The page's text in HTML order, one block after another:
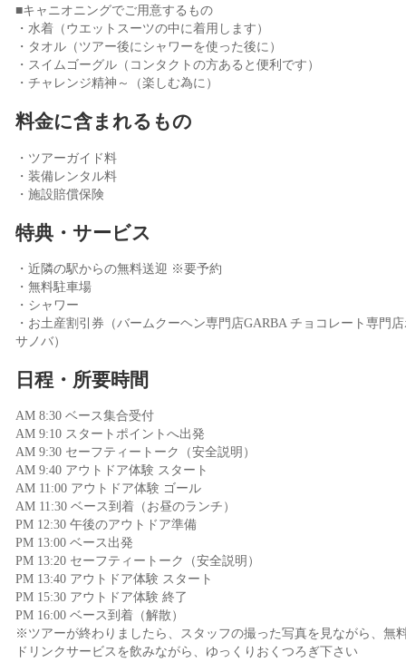
■キャニオニングでご用意するもの
・水着（ウエットスーツの中に着用します）
・タオル（ツアー後にシャワーを使った後に）
・スイムゴーグル（コンタクトの方あると便利です）
・チャレンジ精神～（楽しむ為に）
料金に含まれるもの
・ツアーガイド料
・装備レンタル料
・施設賠償保険
特典・サービス
・近隣の駅からの無料送迎 ※要予約
・無料駐車場
・シャワー
・お土産割引券（バームクーヘン専門店GARBA チョコレート専門
サノバ）
日程・所要時間
AM 8:30 ベース集合受付
AM 9:10 スタートポイントへ出発
AM 9:30 セーフティートーク（安全説明）
AM 9:40 アウトドア体験 スタート
AM 11:00 アウトドア体験 ゴール
AM 11:30 ベース到着（お昼のランチ）
PM 12:30 午後のアウトドア準備
PM 13:00 ベース出発
PM 13:20 セーフティートーク（安全説明）
PM 13:40 アウトドア体験 スタート
PM 15:30 アウトドア体験 終了
PM 16:00 ベース到着（解散）
※ツアーが終わりましたら、スタッフの撮った写真を見ながら、無
ドリンクサービスを飲みながら、ゆっくりおくつろぎ下さい